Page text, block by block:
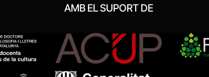
AMB EL SUPORT DE